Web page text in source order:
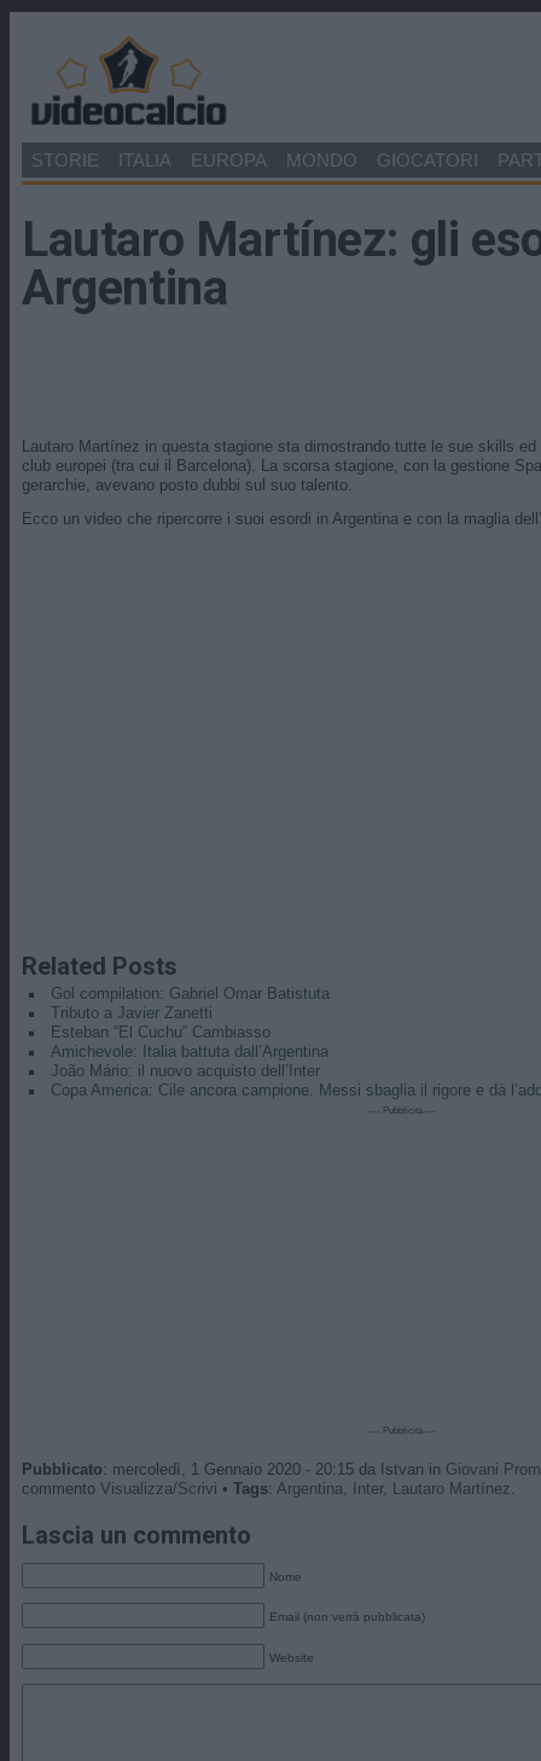
STORIE ITALIA EUROPA MONDO GIOCATORI
Lautaro Martínez: gli
Argentina
Lautaro Martínez in questa stagione sta dimostrando tutte le sue skills
club europei (tra cui il Barcelona). La scorsa stagione, con la gestione
gerarchie, avevano posto dubbi sul suo talento.
Ecco un video che ripercorre i suoi esordi in Argentina e con la maglia dell’
Related Posts
Gol compilation: Gabriel Omar Batistuta
Tributo a Javier Zanetti
Esteban “El Cuchu” Cambiasso
Amichevole: Italia battuta dall’Argentina
João Mário: il nuovo acquisto dell’Inter
Copa America: Cile ancora campione. Messi sbaglia il rigore e dà
--- Pubblicità ---
--- Pubblicità ---
Pubblicato: mercoledì, 1 Gennaio 2020 - 20:15 da Istvan in Giovani
commento Visualizza/Scrivi • Tags: Argentina, Inter, Lautaro Martínez.
Lascia un commento
Nome
Email (non verrà pubblicata)
Website